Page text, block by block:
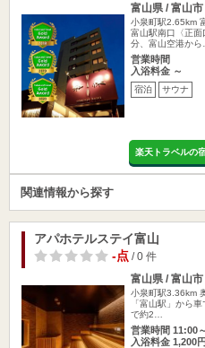
富山県 / 富山市
小泉町駅2.65km
富山駅南口〈正
分、富山空港から
営業時間
入浴料金 ～
宿泊 サウナ
楽天トラベルの
関連情報から探す
アパホテルステイ富山
-点/ 0 件
富山県 / 富山市
小泉町駅3.36km
「富山駅」から
で約2…
営業時間 11:00
入浴料金 1,200